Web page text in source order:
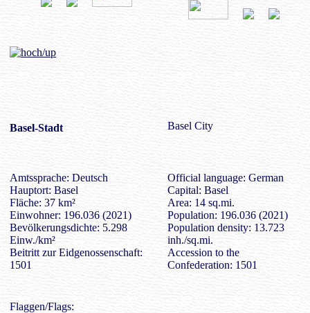
Basel-Stadt Basel City
Amtssprache: Deutsch
Hauptort: Basel
Fläche: 37 km²
Einwohner: 196.036 (2021)
Bevölkerungsdichte: 5.298
Einw./km²
Beitritt zur Eidgenossenschaft:
1501
Official language: German
Capital: Basel
Area: 14 sq.mi.
Population: 196.036 (2021)
Population density: 13.723
inh./sq.mi.
Accession to the
Confederation: 1501
Flaggen/Flags: